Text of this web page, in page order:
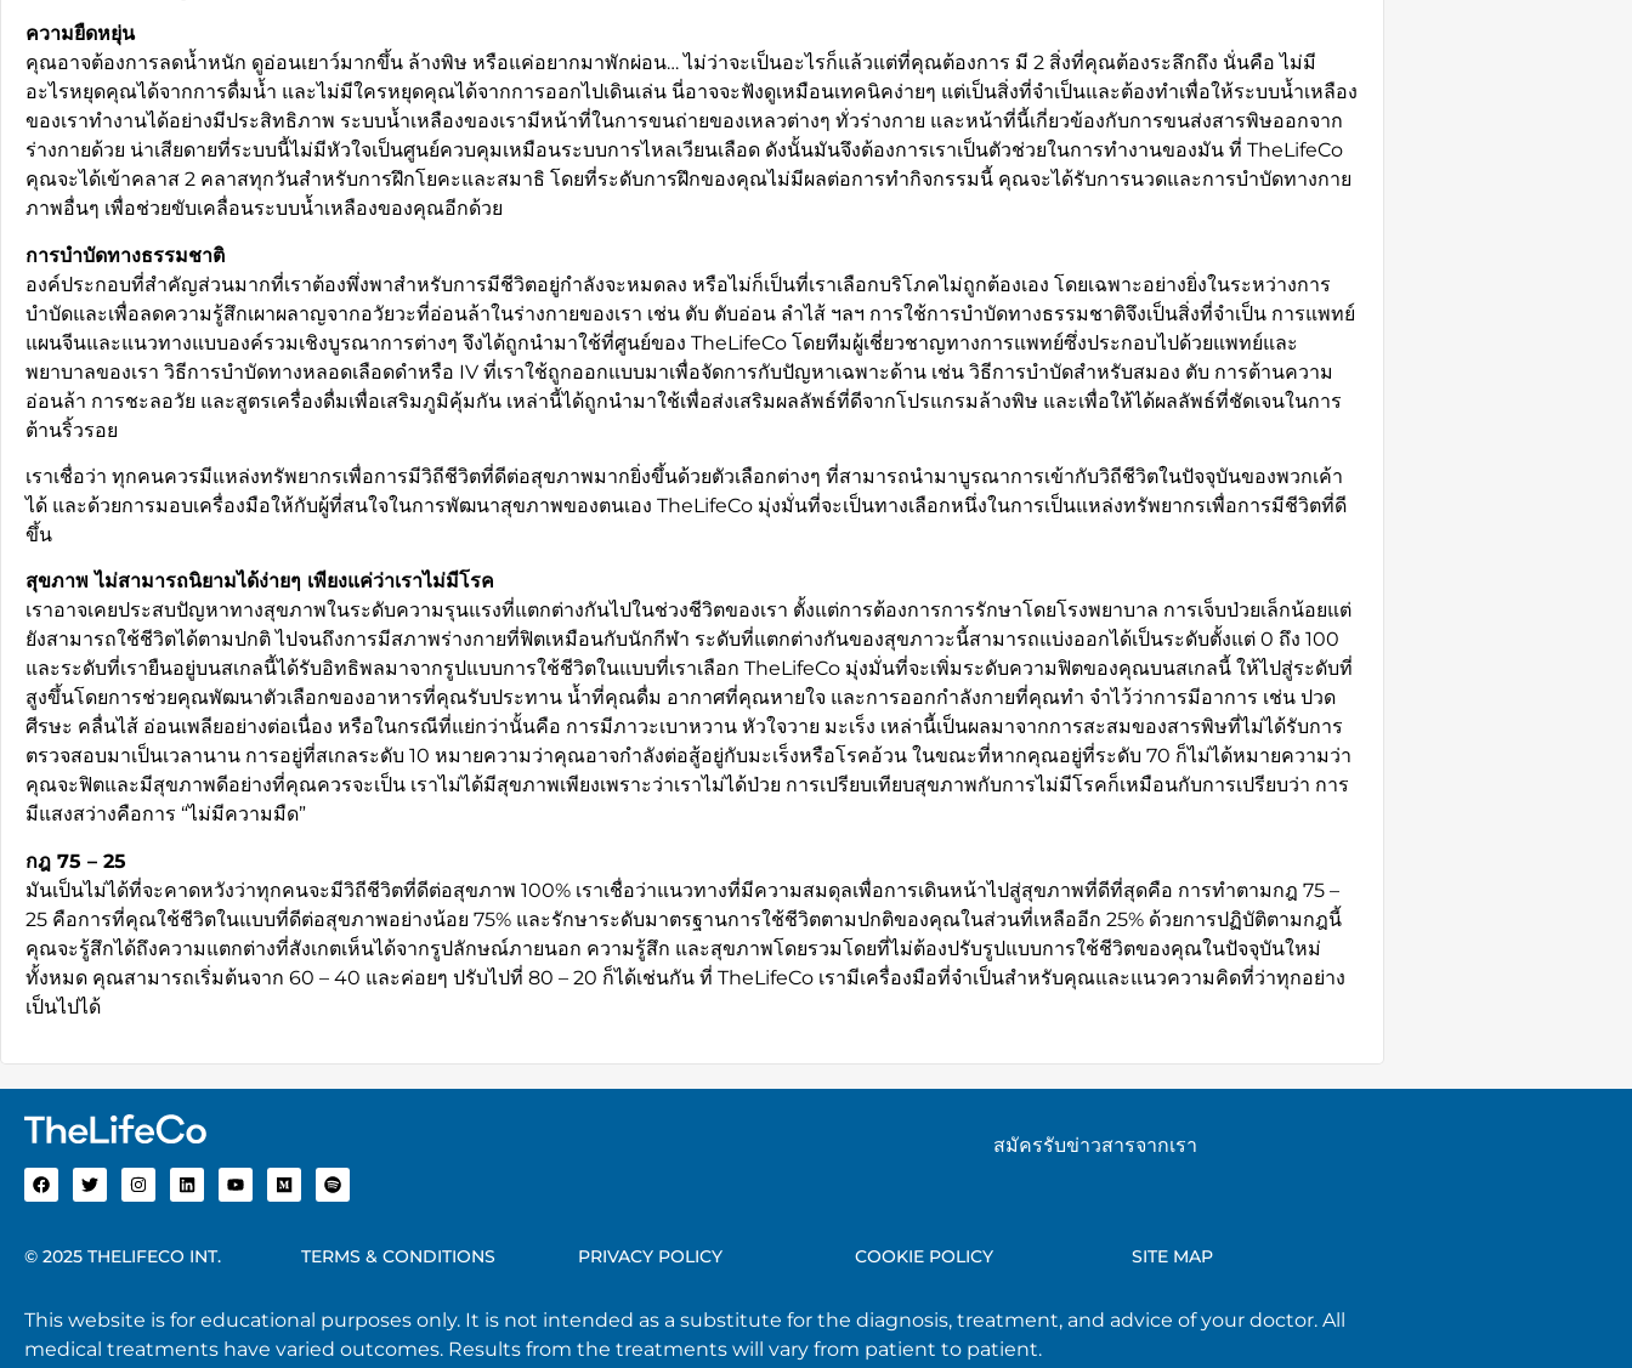
ความยืดหยุ่น
คุณอาจต้องการลดน้ำหนัก ดูอ่อนเยาว์มากขึ้น ล้างพิษ หรือแค่อยากมาพักผ่อน… ไม่ว่าจะเป็นอะไรก็แล้วแต่ที่คุณต้องการ มี 2 สิ่งที่คุณต้องระลึกถึง นั่นคือ ไม่มี
อะไรหยุดคุณได้จากการดื่มน้ำ และไม่มีใครหยุดคุณได้จากการออกไปเดินเล่น นี่อาจจะฟังดูเหมือนเทคนิคง่ายๆ แต่เป็นสิ่งที่จำเป็นและต้องทำเพื่อให้ระบบน้ำเหลือง
ของเราทำงานได้อย่างมีประสิทธิภาพ ระบบน้ำเหลืองของเรามีหน้าที่ในการขนถ่ายของเหลวต่างๆ ทั่วร่างกาย และหน้าที่นี้เกี่ยวข้องกับการขนส่งสารพิษออกจาก
ร่างกายด้วย น่าเสียดายที่ระบบนี้ไม่มีหัวใจเป็นศูนย์ควบคุมเหมือนระบบการไหลเวียนเลือด ดังนั้นมันจึงต้องการเราเป็นตัวช่วยในการทำงานของมัน ที่ TheLifeCo
คุณจะได้เข้าคลาส 2 คลาสทุกวันสำหรับการฝึกโยคะและสมาธิ โดยที่ระดับการฝึกของคุณไม่มีผลต่อการทำกิจกรรมนี้ คุณจะได้รับการนวดและการบำบัดทางกาย
ภาพอื่นๆ เพื่อช่วยขับเคลื่อนระบบน้ำเหลืองของคุณอีกด้วย
การบำบัดทางธรรมชาติ
องค์ประกอบที่สำคัญส่วนมากที่เราต้องพึ่งพาสำหรับการมีชีวิตอยู่กำลังจะหมดลง หรือไม่ก็เป็นที่เราเลือกบริโภคไม่ถูกต้องเอง โดยเฉพาะอย่างยิ่งในระหว่างการ
บำบัดและเพื่อลดความรู้สึกเผาผลาญจากอวัยวะที่อ่อนล้าในร่างกายของเรา เช่น ตับ ตับอ่อน ลำไส้ ฯลฯ การใช้การบำบัดทางธรรมชาติจึงเป็นสิ่งที่จำเป็น การแพทย์
แผนจีนและแนวทางแบบองค์รวมเชิงบูรณาการต่างๆ จึงได้ถูกนำมาใช้ที่ศูนย์ของ TheLifeCo โดยทีมผู้เชี่ยวชาญทางการแพทย์ซึ่งประกอบไปด้วยแพทย์และ
พยาบาลของเรา วิธีการบำบัดทางหลอดเลือดดำหรือ IV ที่เราใช้ถูกออกแบบมาเพื่อจัดการกับปัญหาเฉพาะด้าน เช่น วิธีการบำบัดสำหรับสมอง ตับ การต้านความ
อ่อนล้า การชะลอวัย และสูตรเครื่องดื่มเพื่อเสริมภูมิคุ้มกัน เหล่านี้ได้ถูกนำมาใช้เพื่อส่งเสริมผลลัพธ์ที่ดีจากโปรแกรมล้างพิษ และเพื่อให้ได้ผลลัพธ์ที่ชัดเจนในการ
ต้านริ้วรอย
เราเชื่อว่า ทุกคนควรมีแหล่งทรัพยากรเพื่อการมีวิถีชีวิตที่ดีต่อสุขภาพมากยิ่งขึ้นด้วยตัวเลือกต่างๆ ที่สามารถนำมาบูรณาการเข้ากับวิถีชีวิตในปัจจุบันของพวกเค้า
ได้ และด้วยการมอบเครื่องมือให้กับผู้ที่สนใจในการพัฒนาสุขภาพของตนเอง TheLifeCo มุ่งมั่นที่จะเป็นทางเลือกหนึ่งในการเป็นแหล่งทรัพยากรเพื่อการมีชีวิตที่ดี
ขึ้น
สุขภาพ ไม่สามารถนิยามได้ง่ายๆ เพียงแค่ว่าเราไม่มีโรค
เราอาจเคยประสบปัญหาทางสุขภาพในระดับความรุนแรงที่แตกต่างกันไปในช่วงชีวิตของเรา ตั้งแต่การต้องการการรักษาโดยโรงพยาบาล การเจ็บป่วยเล็กน้อยแต่
ยังสามารถใช้ชีวิตได้ตามปกติ ไปจนถึงการมีสภาพร่างกายที่ฟิตเหมือนกับนักกีฬา ระดับที่แตกต่างกันของสุขภาวะนี้สามารถแบ่งออกได้เป็นระดับตั้งแต่ 0 ถึง 100
และระดับที่เรายืนอยู่บนสเกลนี้ได้รับอิทธิพลมาจากรูปแบบการใช้ชีวิตในแบบที่เราเลือก TheLifeCo มุ่งมั่นที่จะเพิ่มระดับความฟิตของคุณบนสเกลนี้ ให้ไปสู่ระดับที่
สูงขึ้นโดยการช่วยคุณพัฒนาตัวเลือกของอาหารที่คุณรับประทาน น้ำที่คุณดื่ม อากาศที่คุณหายใจ และการออกกำลังกายที่คุณทำ จำไว้ว่าการมีอาการ เช่น ปวด
ศีรษะ คลื่นไส้ อ่อนเพลียอย่างต่อเนื่อง หรือในกรณีที่แย่กว่านั้นคือ การมีภาวะเบาหวาน หัวใจวาย มะเร็ง เหล่านี้เป็นผลมาจากการสะสมของสารพิษที่ไม่ได้รับการ
ตรวจสอบมาเป็นเวลานาน การอยู่ที่สเกลระดับ 10 หมายความว่าคุณอาจกำลังต่อสู้อยู่กับมะเร็งหรือโรคอ้วน ในขณะที่หากคุณอยู่ที่ระดับ 70 ก็ไม่ได้หมายความว่า
คุณจะฟิตและมีสุขภาพดีอย่างที่คุณควรจะเป็น เราไม่ได้มีสุขภาพเพียงเพราะว่าเราไม่ได้ป่วย การเปรียบเทียบสุขภาพกับการไม่มีโรคก็เหมือนกับการเปรียบว่า การ
มีแสงสว่างคือการ “ไม่มีความมืด”
กฎ 75 – 25
มันเป็นไม่ได้ที่จะคาดหวังว่าทุกคนจะมีวิถีชีวิตที่ดีต่อสุขภาพ 100% เราเชื่อว่าแนวทางที่มีความสมดุลเพื่อการเดินหน้าไปสู่สุขภาพที่ดีที่สุดคือ การทำตามกฎ 75 –
25 คือการที่คุณใช้ชีวิตในแบบที่ดีต่อสุขภาพอย่างน้อย 75% และรักษาระดับมาตรฐานการใช้ชีวิตตามปกติของคุณในส่วนที่เหลืออีก 25% ด้วยการปฏิบัติตามกฎนี้
คุณจะรู้สึกได้ถึงความแตกต่างที่สังเกตเห็นได้จากรูปลักษณ์ภายนอก ความรู้สึก และสุขภาพโดยรวมโดยที่ไม่ต้องปรับรูปแบบการใช้ชีวิตของคุณในปัจจุบันใหม่
ทั้งหมด คุณสามารถเริ่มต้นจาก 60 – 40 และค่อยๆ ปรับไปที่ 80 – 20 ก็ได้เช่นกัน ที่ TheLifeCo เรามีเครื่องมือที่จำเป็นสำหรับคุณและแนวความคิดที่ว่าทุกอย่าง
เป็นไปได้
สมัครรับข่าวสารจากเรา
© 2025 THELIFECO INT. TERMS & CONDITIONS PRIVACY POLICY COOKIE POLICY SITE MAP
This website is for educational purposes only. It is not intended as a substitute for the diagnosis, treatment, and advice of your doctor. All
medical treatments have varied outcomes. Results from the treatments will vary from patient to patient.